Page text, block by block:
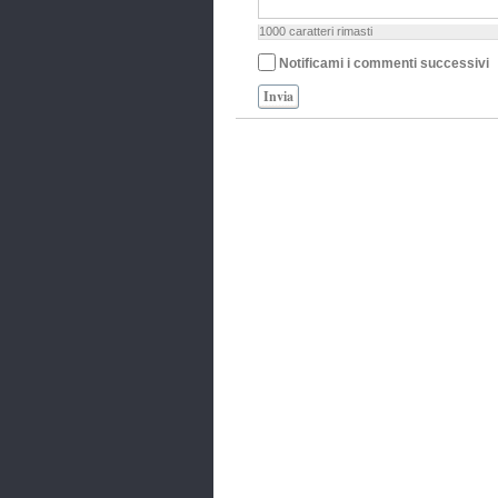
1000 caratteri rimasti
Notificami i commenti successivi
Invia